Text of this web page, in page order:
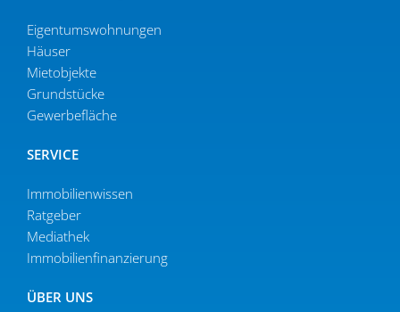
Eigen­tums­woh­nungen
Häuser
Mietob­jekte
Grund­stücke
Gewer­be­fläche
SERVICE
Immobilien­wissen
Ratgeber
Mediathek
Immobi­li­en­fi­nan­zierung
ÜBER UNS